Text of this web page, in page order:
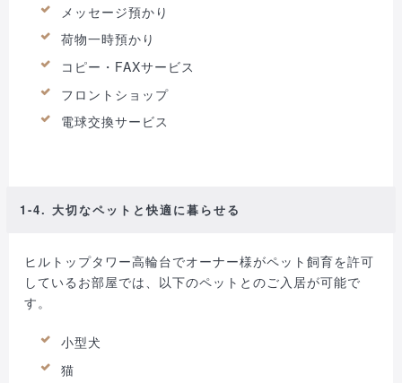
メッセージ預かり
荷物一時預かり
コピー・FAXサービス
フロントショップ
電球交換サービス
1-4. 大切なペットと快適に暮らせる
ヒルトップタワー高輪台でオーナー様がペット飼育を許可
しているお部屋では、以下のペットとのご入居が可能で
す。
小型犬
猫